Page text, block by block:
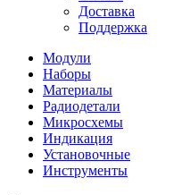
Доставка
Поддержка
Модули
Наборы
Материалы
Радиодетали
Микросхемы
Индикация
Установочные
Инструменты